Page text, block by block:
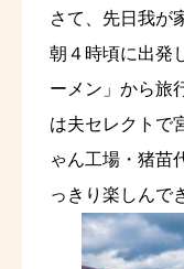
さて、先日我が
朝４時頃に出発
ーメン」から旅
は夫セレクトで
ゃん工場・猪苗
っきり楽しんで